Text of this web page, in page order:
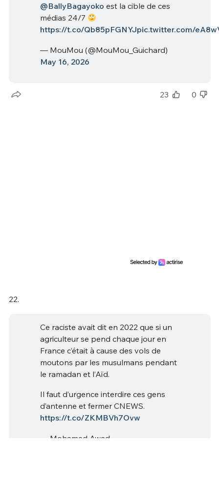
@BallyBagayoko est la cible de ces
médias 24/7
https://t.co/Qb85pFGNYJpic.twitter.com/
— MouMou (@MouMou_Guichard)
May 16, 2026
23 0
22.
Ce raciste avait dit en 2022 que si un
agriculteur se pend chaque jour en
France c’était à cause des vols de
moutons par les musulmans pendant
le ramadan et l’Aïd.
Il faut d’urgence interdire ces gens
d’antenne et fermer CNEWS.
https://t.co/ZKMBVh7Ovw
— Mohamed Awad